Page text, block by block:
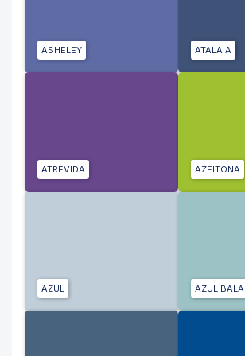
ASHELEY ATALAIA
ATREVIDA AZEITONA
AZUL AZUL BALA